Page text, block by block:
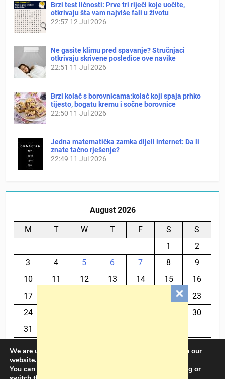
Brzi test ličnosti: Prve tri riječi koje uočite,
otkrivaju šta vam najviše fali u životu
22:57 12 Jul 2026
Ne gasite klimu pred spavanje? Stručnjaci
otkrivaju skrivene posledice ove navike
22:51 11 Jul 2026
Brzi kolač s borovnicama:kolač koji spaja prhko
tijesto, bogatu kremu i sočne borovnice
22:50 11 Jul 2026
Jedna matematička zamka dijeli internet: Da li
znate tačno rješenje?
22:49 11 Jul 2026
August 2026
M T W T F S
S
1
2
3
4 5 6 7 8
9
10
11 12 13 14 15
16
17
23
24
30
31
We are using cookies to give you the best experience on our
website.
You can find out more about which cookies we are using or